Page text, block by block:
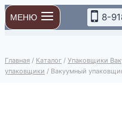
Перейти
к
содержимому
МЕНЮ 8-
Главная / Каталог / Упаковщики
упаковщики / Вакуумный